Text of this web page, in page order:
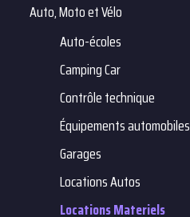
Auto, Moto et Vélo
Auto-écoles
Camping Car
Contrôle technique
Équipements automobiles
Garages
Locations Autos
Locations Materiels